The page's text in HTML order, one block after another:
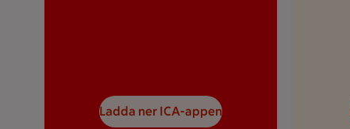
Ladda ner ICA-appen